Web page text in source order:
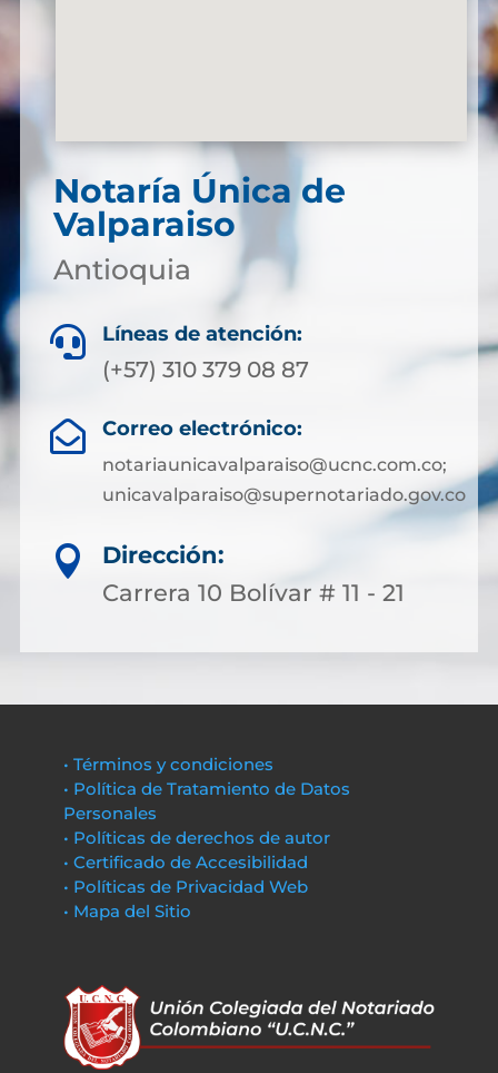
Notaría Única de
Valparaiso
Antioquia
 Líneas de atención:
(+57) 310 379 08 87
 Correo electrónico:
notariaunicavalparaiso@ucnc.com.co;
unicavalparaiso@supernotariado.gov.co

Dirección:
Carrera 10 Bolívar # 11 - 21
• Términos y condiciones
• Política de Tratamiento de Datos
Personales
• Políticas de derechos de autor
• Certificado de Accesibilidad
• Políticas de Privacidad Web
• Mapa del Sitio